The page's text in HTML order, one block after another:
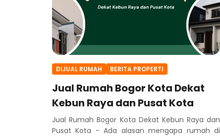
DIJUAL RUMAH BERITA PROPERTI
Jual Rumah Bogor Kota Dekat
Kebun Raya dan Pusat Kota
Jual Rumah Bogor Kota Dekat Kebun Raya dan
Pusat Kota - Ada alasan mengapa rumah di